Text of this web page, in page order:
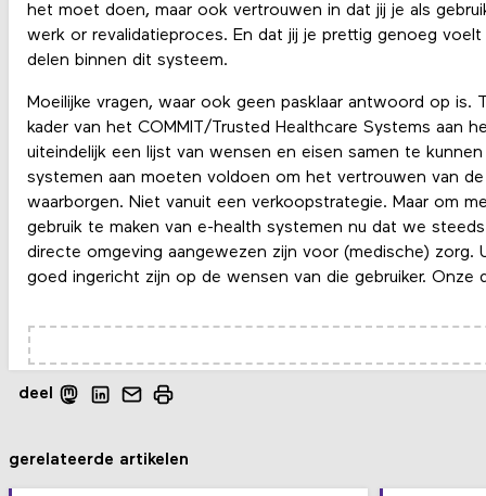
het moet doen, maar ook vertrouwen in dat jij je als
werk or revalidatieproces. En dat jij je prettig genoeg
delen binnen dit systeem.
Moeilijke vragen, waar ook geen pasklaar antwoord op
kader van het COMMIT/Trusted Healthcare Systems aan
uiteindelijk een lijst van wensen en eisen samen te
systemen aan moeten voldoen om het vertrouwen van
waarborgen. Niet vanuit een verkoopstrategie. Maar om
gebruik te maken van e-health systemen nu dat we
directe omgeving aangewezen zijn voor (medische) zorg.
goed ingericht zijn op de wensen van die gebruiker.
deel
gerelateerde artikelen